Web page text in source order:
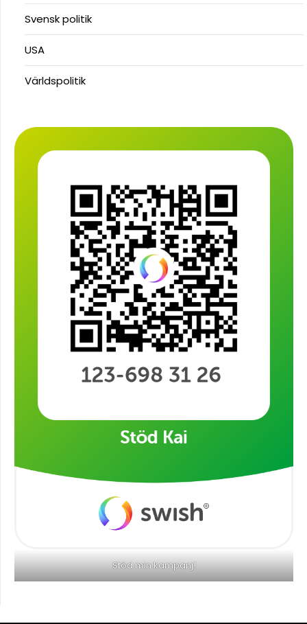
Svensk politik
USA
Världspolitik
Stöd min kampanj!